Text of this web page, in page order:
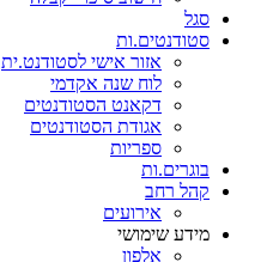
סגל
סטודנטים.ות
אזור אישי לסטודנט.ית
לוח שנה אקדמי
דקאנט הסטודנטים
אגודת הסטודנטים
ספריות
בוגרים.ות
קהל רחב
אירועים
מידע שימושי
אלפון